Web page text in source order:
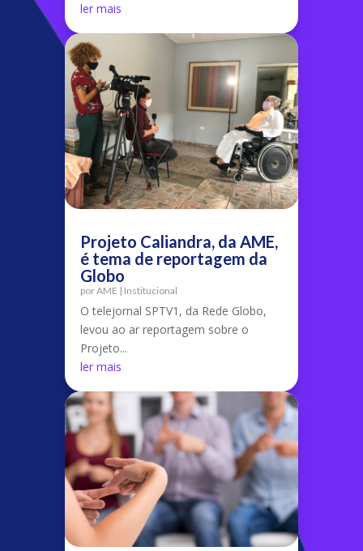
ler mais
Projeto Caliandra, da AME,
é tema de reportagem da
Globo
porAME | Institucional
O telejornal SPTV1, da Rede Globo,
levou ao ar reportagem sobre o
Projeto...
ler mais